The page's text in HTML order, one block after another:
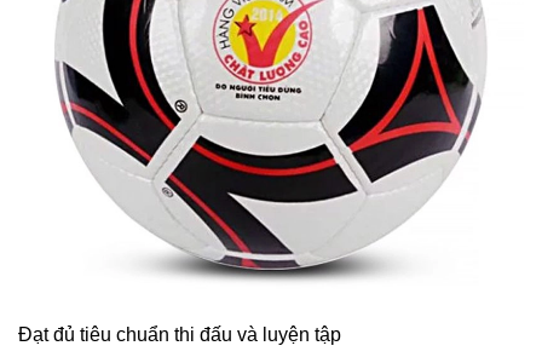
Đạt đủ tiêu chuẩn thi đấu và luyện tập